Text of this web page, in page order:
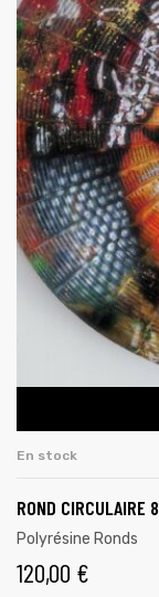
En stock
ROND CIRCULAIRE 8
Polyrésine Ronds
120,00 €